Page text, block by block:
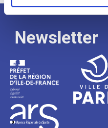
Newsletter